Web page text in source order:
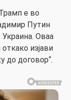
е во
Путин
Оваа
изјави
до договор“.